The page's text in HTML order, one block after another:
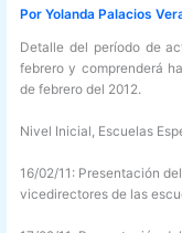
PorYolanda Palacios
Detalle del período de
febrero y comprenderá
de febrero del 2012.
Nivel Inicial, Escuelas
16/02/11: Presentación
vicedirectores de las